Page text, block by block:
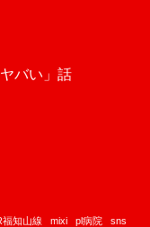
バい」話
福知山線 mixi pl病院
sns